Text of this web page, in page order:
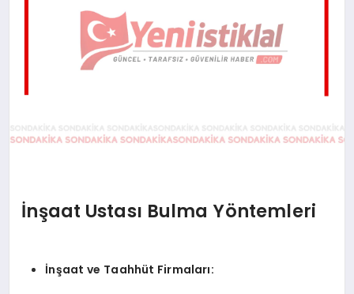
SPOR
İnşaat Ustası Bulma Yöntemleri
İnşaat ve Taahhüt Firmaları: